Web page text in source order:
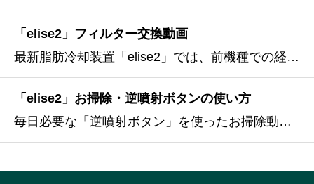
「elise2」フィルター交換動画
最新脂肪冷却装置「elise2」では、前機種での経験(反省点)を活かし、ハンドピース内に詰まり防止フィルターを設置できるようにいたしました。フィルターがあることで、脂肪冷却専用トリートメントゲルシートにたっぷりと使われているゲル(液体)の吸い込みを止めることができます。（ゲ
「elise2」お掃除・逆噴射ボタンの使い方
毎日必要な「逆噴射ボタン」を使ったお掃除動画です。旧型「elise2」を使用した動画ですが、使用方法（ボタン位置）などは新型と同じとなります。動画では、ハンドピース内にあるフィルターを外さずに「「逆噴射ボタン」を使ったお掃除をしておりますが、正解はハンドピース内のフィルターを外してからの「